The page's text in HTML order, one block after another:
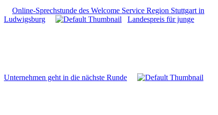
Online-Sprechstunde des Welcome Service Region Stuttgart in
Ludwigsburg
Landespreis für junge
Unternehmen geht in die nächste Runde